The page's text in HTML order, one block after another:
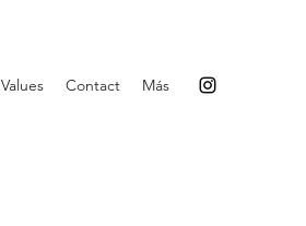
Values Contact Más